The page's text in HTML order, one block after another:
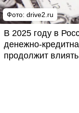
Фото: drive2.ru
В 2025 году в
денежно-
продолжит